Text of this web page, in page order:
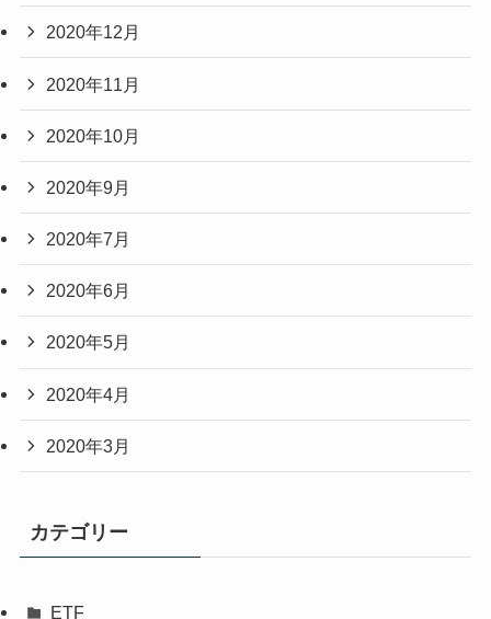
2020年12月
2020年11月
2020年10月
2020年9月
2020年7月
2020年6月
2020年5月
2020年4月
2020年3月
カテゴリー
ETF